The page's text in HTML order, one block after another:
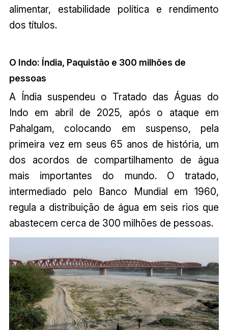
alimentar, estabilidade política e rendimento
dos títulos.
O Indo: Índia, Paquistão e 300 milhões de
pessoas
A Índia suspendeu o Tratado das Águas do
Indo em abril de 2025, após o ataque em
Pahalgam, colocando em suspenso, pela
primeira vez em seus 65 anos de história, um
dos acordos de compartilhamento de água
mais importantes do mundo. O tratado,
intermediado pelo Banco Mundial em 1960,
regula a distribuição de água em seis rios que
abastecem cerca de 300 milhões de pessoas.